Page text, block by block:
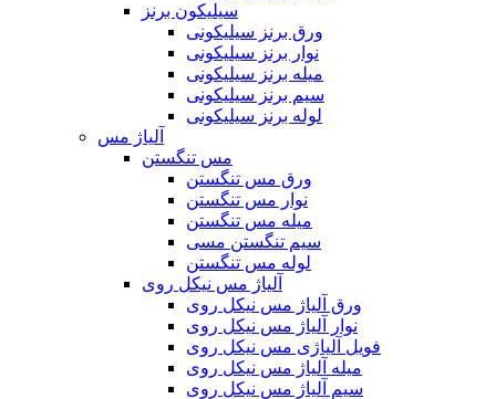
سیلیکون برنز
ورق برنز سیلیکونی
نوار برنز سیلیکونی
میله برنز سیلیکونی
سیم برنز سیلیکونی
لوله برنز سیلیکونی
آلیاژ مس
مس تنگستن
ورق مس تنگستن
نوار مس تنگستن
میله مس تنگستن
سیم تنگستن مسی
لوله مس تنگستن
آلیاژ مس نیکل روی
ورق آلیاژ مس نیکل روی
نوار آلیاژ مس نیکل روی
فویل آلیاژی مس نیکل روی
میله آلیاژ مس نیکل روی
سیم آلیاژ مس نیکل روی